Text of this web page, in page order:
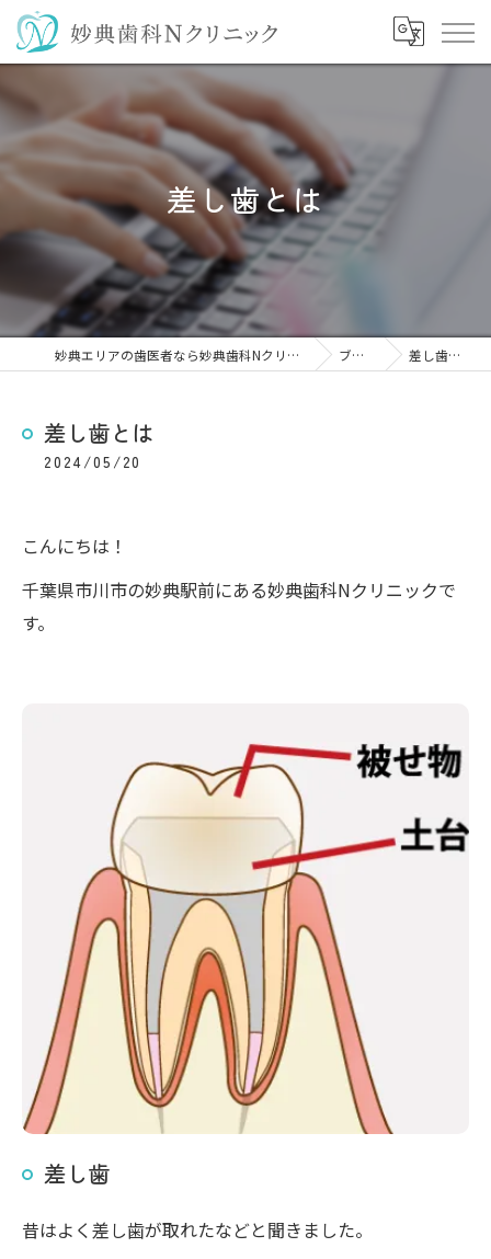
差し歯とは
妙典エリアの歯医者なら妙典歯科Nクリニック ブログ 差し歯とは
差し歯とは
2024/05/20
こんにちは！
千葉県市川市の妙典駅前にある妙典歯科Nクリニックで
す。
差し歯
昔はよく差し歯が取れたなどと聞きました。